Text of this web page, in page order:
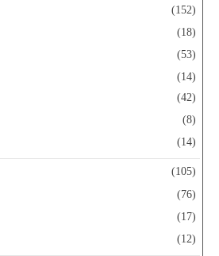
(152)
(18)
(53)
(14)
(42)
(8)
(14)
(105)
(76)
(17)
(12)